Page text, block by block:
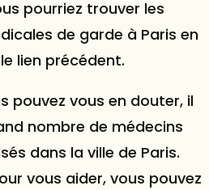
pourriez trouver les
de garde à Paris en
lien précédent.
pouvez vous en douter, il
nombre de médecins
dans la ville de Paris.
vous aider, vous pouvez